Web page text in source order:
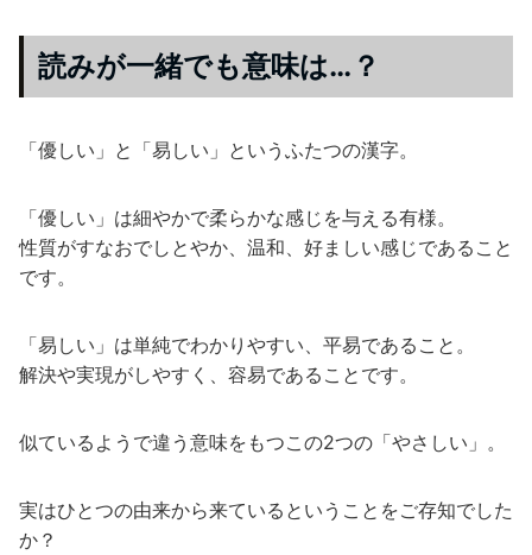
読みが一緒でも意味は…？
「優しい」と「易しい」というふたつの漢字。
「優しい」は細やかで柔らかな感じを与える有様。
性質がすなおでしとやか、温和、好ましい感じであること
です。
「易しい」は単純でわかりやすい、平易であること。
解決や実現がしやすく、容易であることです。
似ているようで違う意味をもつこの2つの「やさしい」。
実はひとつの由来から来ているということをご存知でした
か？